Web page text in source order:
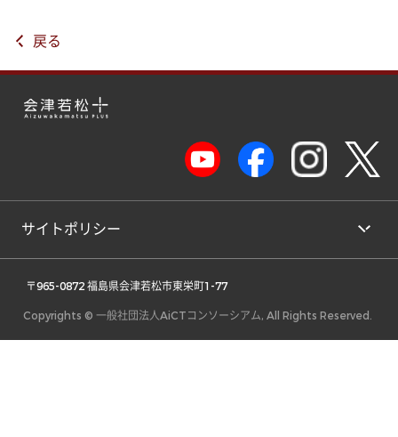
戻る
サイトポリシー
〒965-0872 福島県会津若松市東栄町1-77
Copyrights © 一般社団法人AiCTコンソーシアム, All Rights Reserved.